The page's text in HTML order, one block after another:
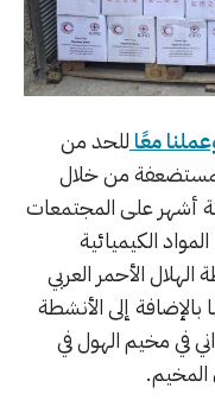
معًا للحد من
بين الفئات المستضعفة من خلال
أشهر على المجتمعات
الكيميائية
الأحمر العربي
إلى الأنشطة
في مخيم الهول في
المخيم.